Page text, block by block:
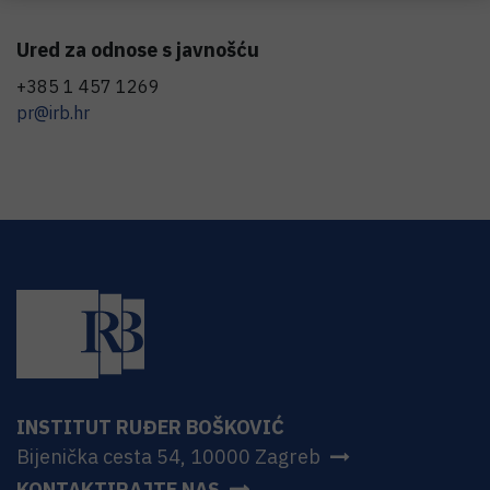
Ured za odnose s javnošću
+385 1 457 1269
pr@irb.hr
INSTITUT RUĐER BOŠKOVIĆ
Bijenička cesta 54, 10000 Zagreb